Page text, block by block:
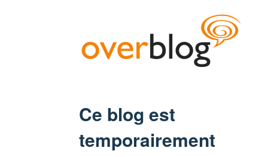
Ce blog est
temporairement